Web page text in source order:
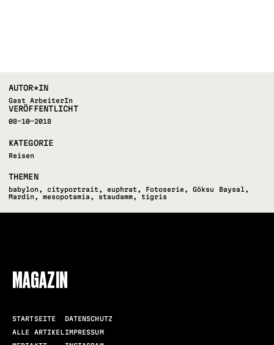
AUTOR*IN
Gast ArbeiterIn
VERÖFFENTLICHT
08-10-2018
KATEGORIE
Reisen
THEMEN
babylon , cityportrait , euphrat , Fotoserie ,Göksu Baysal ,
Mardin ,mesopotamia , staudamm,tigris
MAGAZIN
STARTSEITE
ALLE ARTIKEL
DATENSCHUTZ
IMPRESSUM